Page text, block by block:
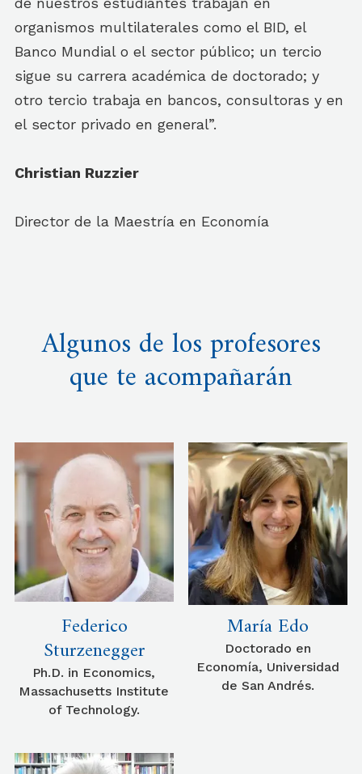
organismos multilaterales como el BID, el
Banco Mundial o el sector público; un tercio
sigue su carrera académica de doctorado; y
otro tercio trabaja en bancos, consultoras y en
el sector privado en general”.
Christian Ruzzier
Director de la Maestría en Economía
Algunos de los profesores
que te acompañarán
Federico
Sturzenegger
Ph.D. in Economics,
Massachusetts Institute
of Technology.
María Edo
Doctorado en
Economía, Universidad
de San Andrés.